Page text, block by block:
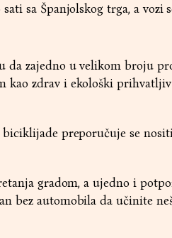
sa Španjolskog trga, a vozi
zajedno u velikom broju
zdrav i ekološki
preporučuje se
gradom, a ujedno i
bez automobila da učinite